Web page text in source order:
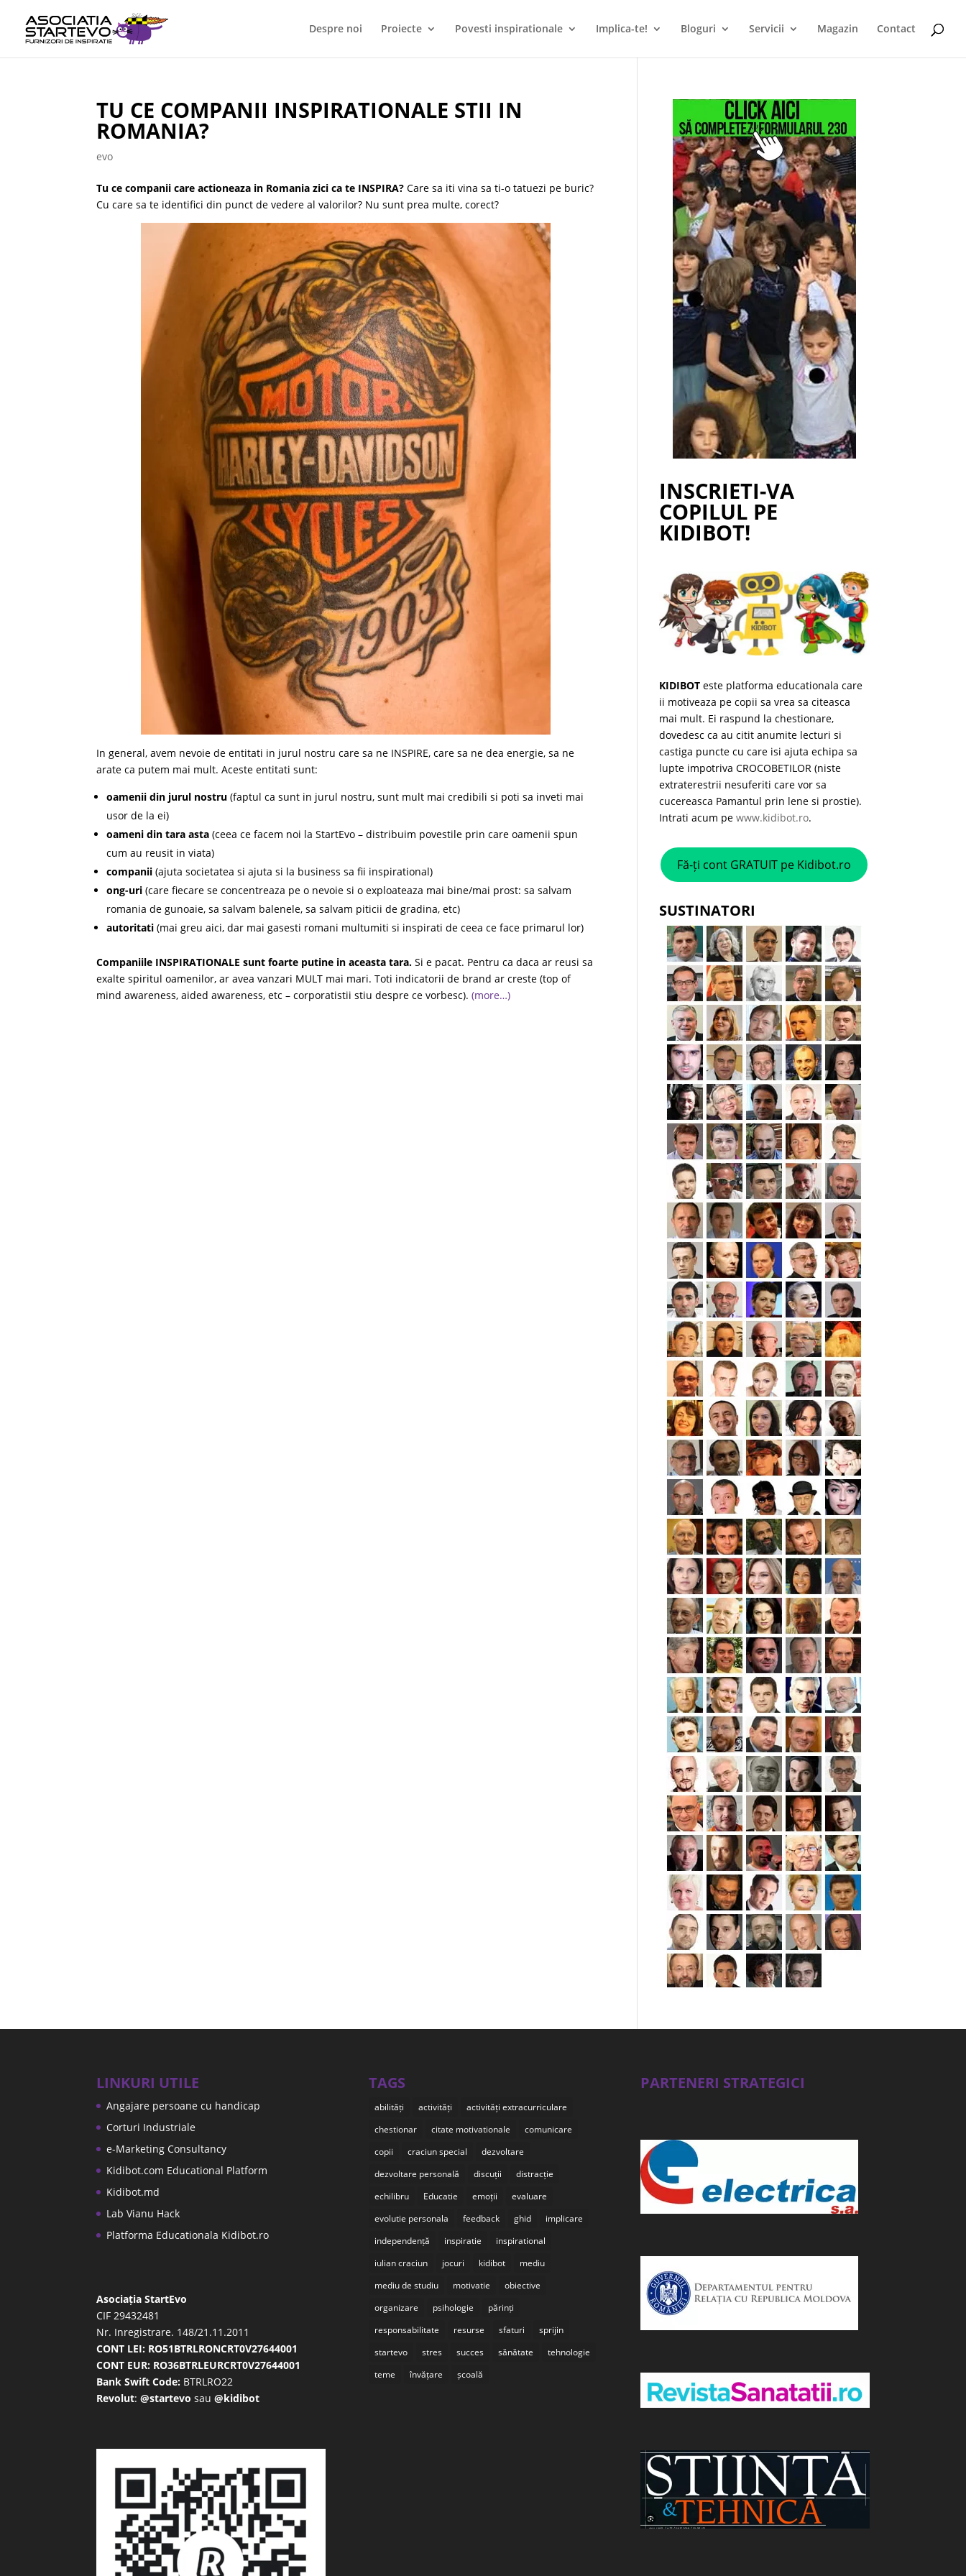
Despre noi Proiecte Povesti inspirationale Implica-te! Bloguri Servicii Magazin Contact
TU CE COMPANII INSPIRATIONALE STII IN
ROMANIA?
evo
Tu ce companii care actioneaza in Romania zici ca te INSPIRA? Care sa iti vina sa ti-o tatuezi pe buric?
Cu care sa te identifici din punct de vedere al valorilor? Nu sunt prea multe, corect?
In general, avem nevoie de entitati in jurul nostru care sa ne INSPIRE, care sa ne dea energie, sa ne
arate ca putem mai mult. Aceste entitati sunt:
oamenii din jurul nostru (faptul ca sunt in jurul nostru, sunt mult mai credibili si poti sa inveti mai
usor de la ei)
oameni din tara asta (ceea ce facem noi la StartEvo – distribuim povestile prin care oamenii spun
cum au reusit in viata)
companii(ajuta societatea si ajuta si la business sa fii inspirational)
ong-uri (care fiecare se concentreaza pe o nevoie si o exploateaza mai bine/mai prost: sa salvam
romania de gunoaie, sa salvam balenele, sa salvam piticii de gradina, etc)
autoritati (mai greu aici, dar mai gasesti romani multumiti si inspirati de ceea ce face primarul lor)
Companiile INSPIRATIONALE sunt foarte putine in aceasta tara. Si e pacat. Pentru ca daca ar reusi sa
exalte spiritul oamenilor, ar avea vanzari MULT mai mari. Toti indicatorii de brand ar creste (top of
mind awareness, aided awareness, etc – corporatistii stiu despre ce vorbesc).(more…)
INSCRIETI-VA
COPILUL PE
KIDIBOT!
KIDIBOT este platforma educationala care
ii motiveaza pe copii sa vrea sa citeasca
mai mult. Ei raspund la chestionare,
dovedesc ca au citit anumite lecturi si
castiga puncte cu care isi ajuta echipa sa
lupte impotriva CROCOBETILOR (niste
extraterestrii nesuferiti care vor sa
cucereasca Pamantul prin lene si prostie).
Intrati acum pewww.kidibot.ro.
Fă-ți cont GRATUIT pe Kidibot.ro
SUSTINATORI
LINKURI UTILE
Angajare persoane cu handicap
Corturi Industriale
e-Marketing Consultancy
Kidibot.com Educational Platform
Kidibot.md
Lab Vianu Hack
Platforma Educationala Kidibot.ro
Asociația StartEvo
CIF 29432481
Nr. Inregistrare. 148/21.11.2011
CONT LEI: RO51BTRLRONCRT0V27644001
CONT EUR: RO36BTRLEURCRT0V27644001
Bank Swift Code: BTRLRO22
Revolut:@startevo sau@kidibot
TAGS
abilități activități
activități extracurriculare
chestionar
citate motivationale
comunicare
copii
craciun special
dezvoltare
dezvoltare personală
discuții
distracție
echilibru
Educatie emoții
evaluare
evolutie personala
feedback ghid
implicare
independență
inspiratie
inspirational
iulian craciun
jocuri kidibot
mediu
mediu de studiu
motivatie
obiective
organizare
psihologie
părinți
responsabilitate
resurse sfaturi
sprijin
startevo
stres succes sănătate
tehnologie
teme
învățare școală
PARTENERI STRATEGICI